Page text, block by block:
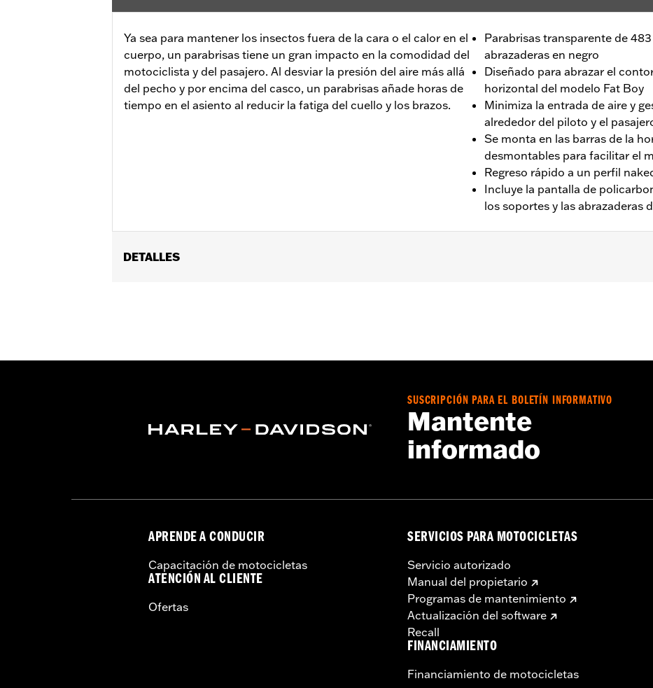
Ya sea para mantener los insectos fuera de la cara o el calor en el
cuerpo, un parabrisas tiene un gran impacto en la comodidad del
motociclista y del pasajero. Al desviar la presión del aire más allá
del pecho y por encima del casco, un parabrisas añade horas de
tiempo en el asiento al reducir la fatiga del cuello y los brazos.
Parabrisas transparente de
abrazaderas en negro
Diseñado para abrazar el
horizontal del modelo Fat Boy
Minimiza la entrada de aire y
alrededor del piloto y el
Se monta en las barras de la
desmontables para facilitar el
Regreso rápido a un perfil
Incluye la pantalla de
los soportes y las abrazaderas
DETALLES
GARANTÍA:1 year limited warranty – Go towww.h-d.com/warrantyfor full details
SUSCRIPCIÓN PARA EL BOLETÍN INFORMATIVO
Mantente
informado
APRENDE A CONDUCIR
Capacitación de motocicletas
ATENCIÓN AL CLIENTE
Ofertas
SERVICIOS PARA MOTOCICLETAS
Servicio autorizado
Manual del propietario
Programas de mantenimiento
Actualización del software
Recall
FINANCIAMIENTO
Financiamiento de motocicletas